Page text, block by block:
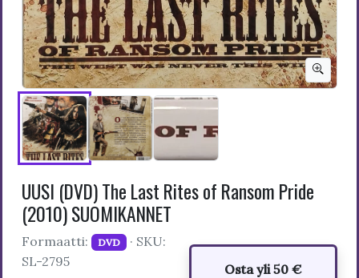
UUSI (DVD) The Last Rites of Ransom Pride
(2010) SUOMIKANNET
Formaatti: DVD · SKU:
SL-2795
Osta yli 50 €